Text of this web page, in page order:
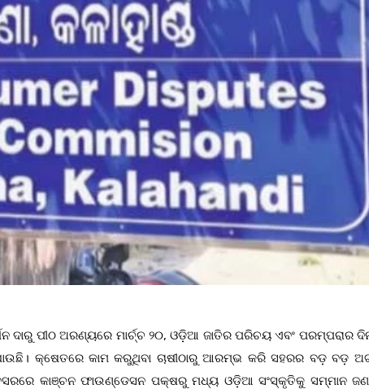
ପୀଠ ଅରଣ୍ୟରେ ମାର୍ଚ୍ଚ ୨୦, ଓଡ଼ିଆ ଜାତିର ପରିଚୟ ଏବଂ ପରମ୍ପରାର
କ୍ଷେତରେ କାମ କରୁଥିବା ଚାଷୀଠାରୁ ଆରମ୍ଭ କରି ସହରର ବଡ଼ ବଡ଼
କାଞ୍ଚନ ଫାଉଣ୍ଡେସନ ପକ୍ଷରୁ ମଧ୍ୟ ଓଡ଼ିଆ ସଂସ୍କୃତିକୁ ସମ୍ମାନ